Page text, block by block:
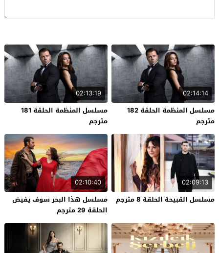
02:14:14
مسلسل المنظمة الحلقة 182
مترجم
02:13:19
مسلسل المنظمة الحلقة 181
مترجم
02:09:13
مسلسل القبيحة الحلقة 8 مترجم
02:10:40
مسلسل هذا البحر سوف يفيض
الحلقة 29 مترجم